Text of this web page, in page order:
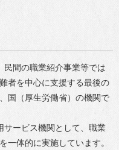
民間の職業紹介事業等では
者を中心に支援する最後の
国（厚生労働省）の機関で
サービス機関として、職業
一体的に実施しています。